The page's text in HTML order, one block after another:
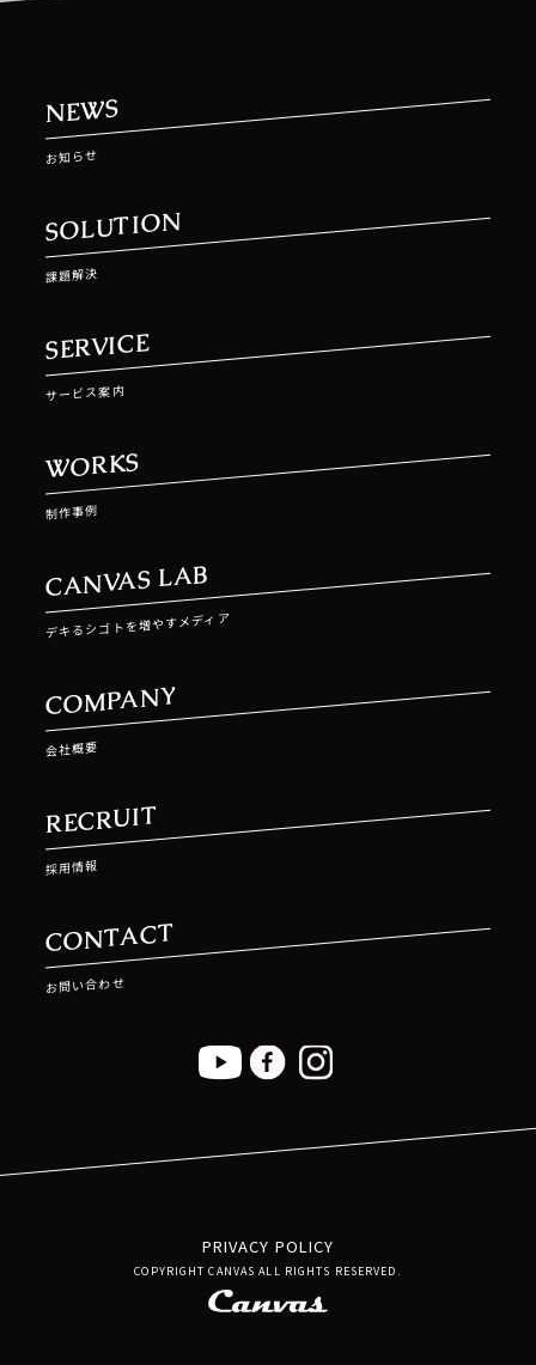
NEWS
お知らせ
SOLUTION
課題解決
SERVICE
サービス案内
WORKS
制作事例
CANVAS LAB
デキるシゴトを増やすメディア
COMPANY
会社概要
RECRUIT
採用情報
CONTACT
お問い合わせ
PRIVACY POLICY
COPYRIGHT CANVAS ALL RIGHTS RESERVED.